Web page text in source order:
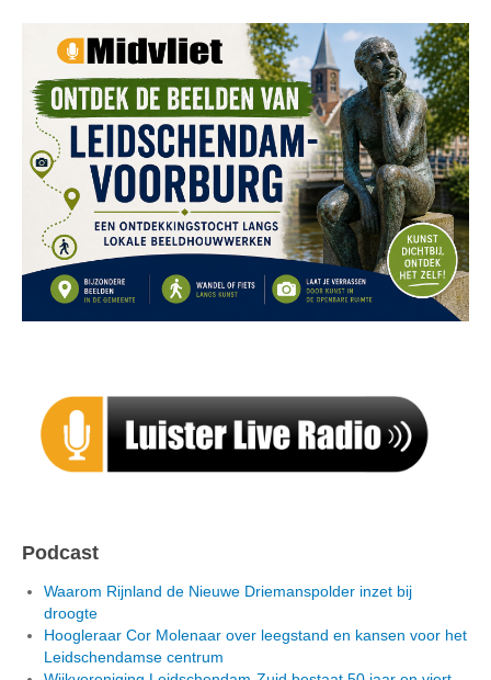
Podcast
Waarom Rijnland de Nieuwe Driemanspolder inzet bij
droogte
Hoogleraar Cor Molenaar over leegstand en kansen voor het
Leidschendamse centrum